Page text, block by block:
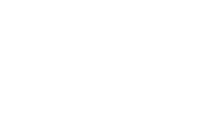
die jeweilige Ausrichtung
Arbeitsplatz. Der Office
und zuverlässige Person, da
vonnöten ist.
Termine informiert